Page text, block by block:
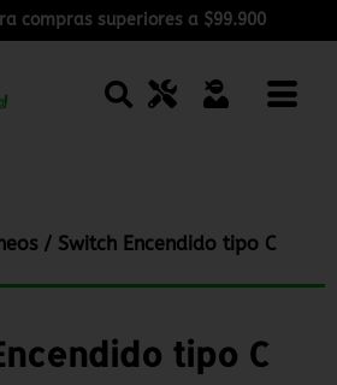
compras superiores a $99.900
/ Switch Encendido tipo C
tipo C